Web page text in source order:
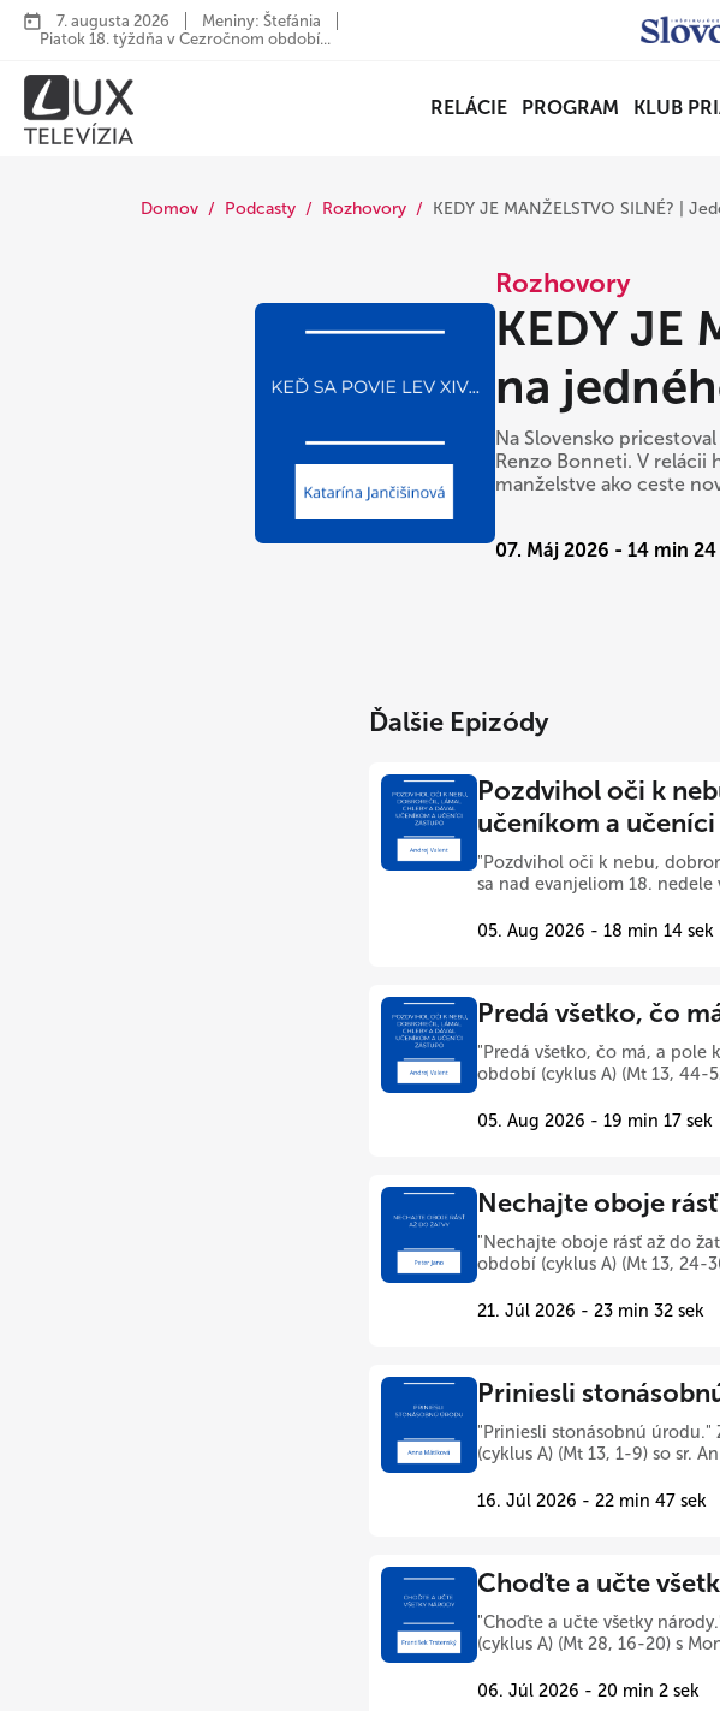
7. augusta 2026
Meniny: Štefánia
Piatok 18. týždňa v Cezročnom období...
RELÁCIE PROGRAM KLUB
Domov Podcasty Rozhovory KEDY JE MANŽELSTVO SILNÉ? |
Rozhovory
KEDY JE
na
Na Slovensko
Renzo Bonneti. V relácii
manželstve ako ceste
07. Máj 2026 - 14 min 24
Ďalšie Epizódy
Pozdvihol oči k
učeníkom a učeníci
"Pozdvihol oči k nebu,
sa nad evanjeliom 18.
05. Aug 2026 - 18 min 14 sek
Predá všetko, čo
"Predá všetko, čo má, a pole
období (cyklus A) (Mt 13, 44-
05. Aug 2026 - 19 min 17 sek
Nechajte oboje rásť
"Nechajte oboje rásť až do
období (cyklus A) (Mt 13, 24-
21. Júl 2026 - 23 min 32 sek
Priniesli
"Priniesli stonásobnú úrodu."
(cyklus A) (Mt 13, 1-9) so sr.
16. Júl 2026 - 22 min 47 sek
Choďte a učte
"Choďte a učte všetky
(cyklus A) (Mt 28, 16-20) s
06. Júl 2026 - 20 min 2 sek